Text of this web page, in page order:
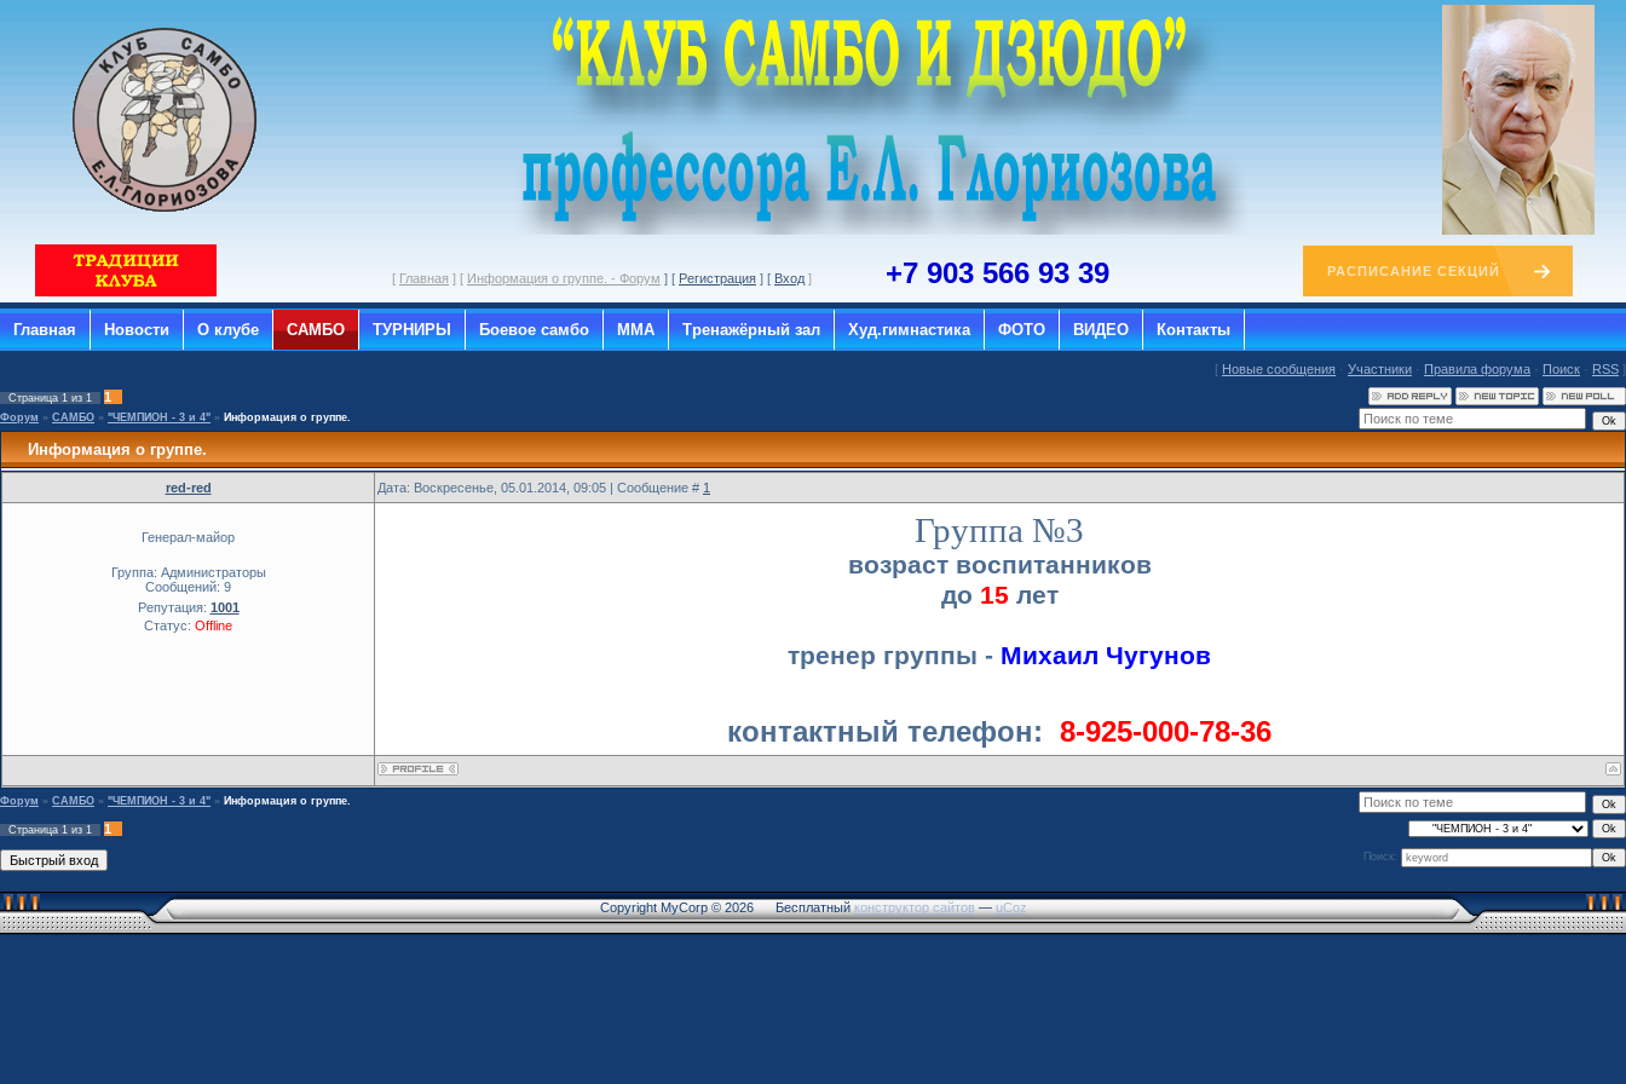
[ Главная ] [ Информация о группе. - Форум ] [ Регистрация ] [ Вход ] +7 903 566 93 39 РАСПИСАНИЕ СЕКЦИЙ
Главная Новости О клубе САМБО ТУРНИРЫ Боевое самбо ММА Тренажёрный зал Худ.гимнастика ФОТО ВИДЕО Контакты
[ Новые сообщения · Участники · Правила форума · Поиск · RSS ]
Страница 1 из 1 1
Форум » САМБО » "ЧЕМПИОН - 3 и 4" » Информация о группе.
Информация о группе.
red-red Дата: Воскресенье, 05.01.2014, 09:05 | Сообщение # 1
Генерал-майор
Группа: Администраторы
Сообщений: 9
Репутация: 1001
Статус: Offline
Группа №3
возраст воспитанников
до 15 лет
тренер группы - Михаил Чугунов
контактный телефон: 8-925-000-78-36
Форум » САМБО » "ЧЕМПИОН - 3 и 4" » Информация о группе.
Страница 1 из 1 1
Поиск:
Copyright MyCorp © 2026 Бесплатный конструктор сайтов— uCoz